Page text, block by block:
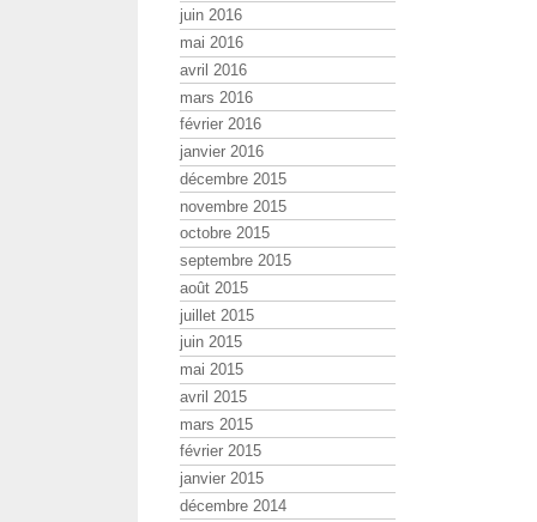
juin 2016
mai 2016
avril 2016
mars 2016
février 2016
janvier 2016
décembre 2015
novembre 2015
octobre 2015
septembre 2015
août 2015
juillet 2015
juin 2015
mai 2015
avril 2015
mars 2015
février 2015
janvier 2015
décembre 2014